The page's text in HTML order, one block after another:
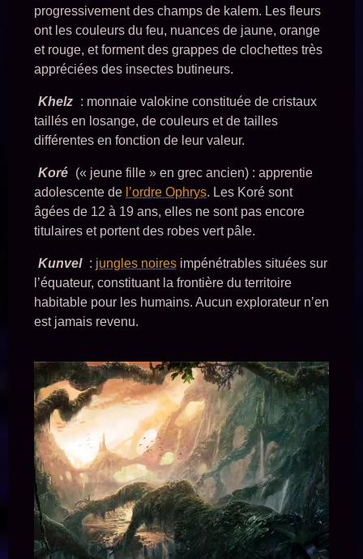
progressivement des champs de kalem. Les fleurs
ont les couleurs du feu, nuances de jaune, orange
et rouge, et forment des grappes de clochettes très
appréciées des insectes butineurs.
Khelz
: monnaie valokine constituée de cristaux
taillés en losange, de couleurs et de tailles
différentes en fonction de leur valeur.
Koré
(« jeune fille » en grec ancien) : apprentie
adolescente de l’ordre Ophrys. Les Koré sont
âgées de 12 à 19 ans, elles ne sont pas encore
titulaires et portent des robes vert pâle.
Kunvel : jungles noiresimpénétrables situées sur
l’équateur, constituant la frontière du territoire
habitable pour les humains. Aucun explorateur n’en
est jamais revenu.